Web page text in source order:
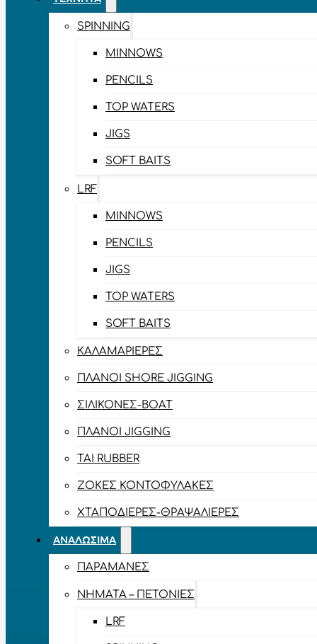
SPINNING
MINNOWS
PENCILS
TOP WATERS
JIGS
SOFT BAITS
LRF
MINNOWS
PENCILS
JIGS
TOP WATERS
SOFT BAITS
ΚΑΛΑΜΑΡΙΈΡΕΣ
ΠΛΆΝΟΙ SHORE JIGGING
ΣΙΛΙΚΌΝΕΣ-BOAT
ΠΛΆΝΟΙ JIGGING
TAI RUBBER
ΖΌΚΕΣ ΚΟΝΤΟΦΎΛΑΚΕΣ
ΧΤΑΠΟΔΙΈΡΕΣ-ΘΡΑΨΑΛΙΈΡΕΣ
ΑΝΑΛΏΣΙΜΑ
ΠΑΡΑΜΆΝΕΣ
ΝΉΜΑΤΑ – ΠΕΤΟΝΙΈΣ
LRF